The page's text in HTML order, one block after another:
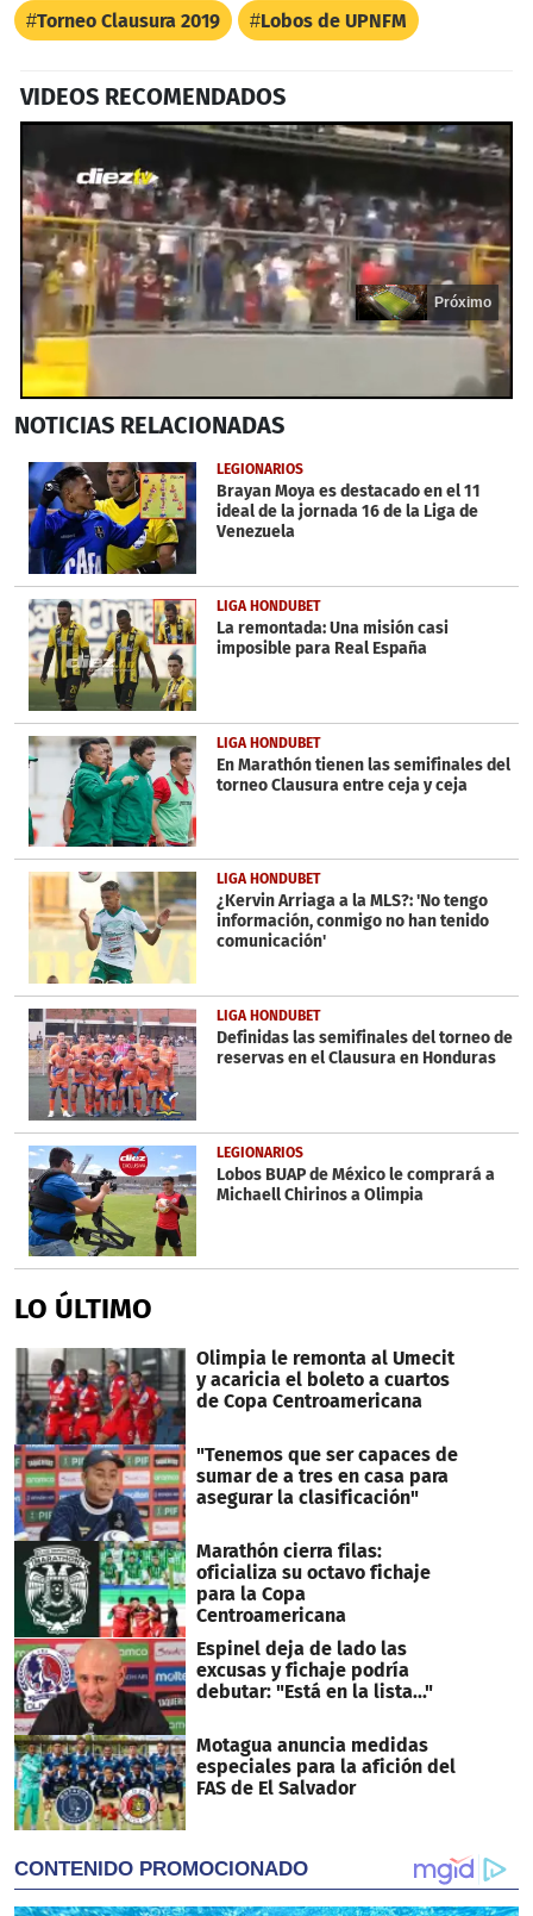
Torneo Clausura 2019 Lobos de UPNFM
VIDEOS RECOMENDADOS
seconds
17
seconds
Próximo
NOTICIAS RELACIONADAS
LEGIONARIOS
Brayan Moya es destacado en el 11
ideal de la jornada 16 de la Liga de
Venezuela
LIGA HONDUBET
La remontada: Una misión casi
imposible para Real España
LIGA HONDUBET
En Marathón tienen las semifinales del
torneo Clausura entre ceja y ceja
LIGA HONDUBET
¿Kervin Arriaga a la MLS?: 'No tengo
información, conmigo no han tenido
comunicación'
LIGA HONDUBET
Definidas las semifinales del torneo de
reservas en el Clausura en Honduras
LEGIONARIOS
Lobos BUAP de México le comprará a
Michaell Chirinos a Olimpia
LO ÚLTIMO
Olimpia le remonta al Umecit
y acaricia el boleto a cuartos
de Copa Centroamericana
"Tenemos que ser capaces de
sumar de a tres en casa para
asegurar la clasificación"
Marathón cierra filas:
oficializa su octavo fichaje
para la Copa
Centroamericana
Espinel deja de lado las
excusas y fichaje podría
debutar: "Está en la lista..."
Motagua anuncia medidas
especiales para la afición del
FAS de El Salvador